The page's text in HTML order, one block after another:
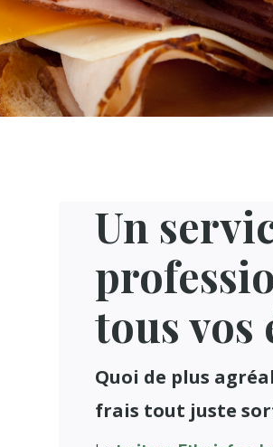
Un
tous vos
Quoi de plus
frais tout juste